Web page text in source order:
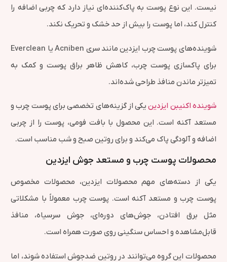
نیست. این نوع پوست به پاک‌کننده‌ای نیاز دارد که چربی اضافه را
کنترل کند، اما پوست را بیش از حد خشک و تحریک نکند.
شوینده‌های پوست چرب ایزدین مانند سری Acniben یا Everclean
برای پاکسازی پوست چرب، کاهش ظاهر براق پوست و کمک به
تمیزتر ماندن منافذ طراحی شده‌اند.
شوینده اکنیبن ایزدینیکی از گزینه‌های تخصصی برای پوست چرب و
مستعد آکنه است. این محصول با بافت فومی، پوست را از چربی
اضافه و آلودگی پاک می‌کند و برای روتین صبح و شب مناسب است.
محصولات پوست چرب و مستعد جوش ایزدین
یکی از دسته‌های مهم محصولات ایزدین، محصولات مخصوص
پوست چرب و مستعد آکنه است. پوست چرب معمولاً با مشکلاتی
مثل برق افتادن، جوش‌های دوره‌ای، جوش سرسیاه، منافذ
قابل‌مشاهده و احساس سنگینی روی صورت همراه است.
محصولات این گروه می‌توانند در روتین ضدجوش استفاده شوند، اما